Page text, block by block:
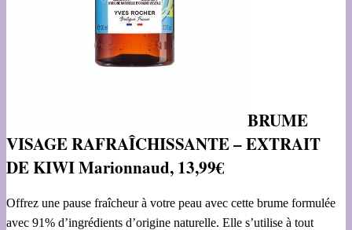
BRUME
VISAGE RAFRAÎCHISSANTE – EXTRAIT
DE KIWI Marionnaud, 13,99€
Offrez une pause fraîcheur à votre peau avec cette brume formulée
avec 91% d’ingrédients d’origine naturelle. Elle s’utilise à tout